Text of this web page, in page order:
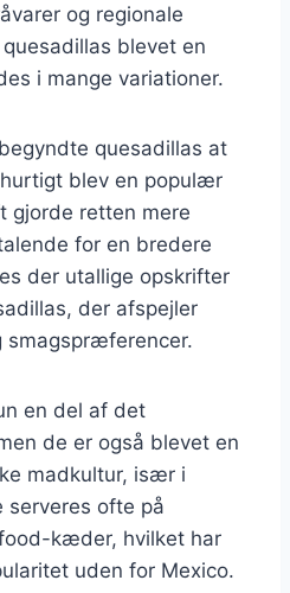
og regionale
blevet en
i mange variationer.
quesadillas at
blev en populær
gjorde retten mere
for en bredere
der utallige opskrifter
der afspejler
smagspræferencer.
en del af det
de er også blevet en
madkultur, især i
serveres ofte på
kæder, hvilket har
uden for Mexico.